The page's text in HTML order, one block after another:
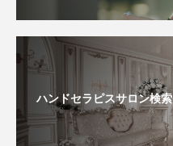
ハンドセラピスサロン検索